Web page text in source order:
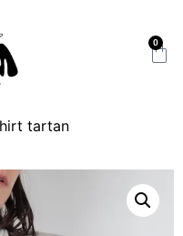
0
tartan